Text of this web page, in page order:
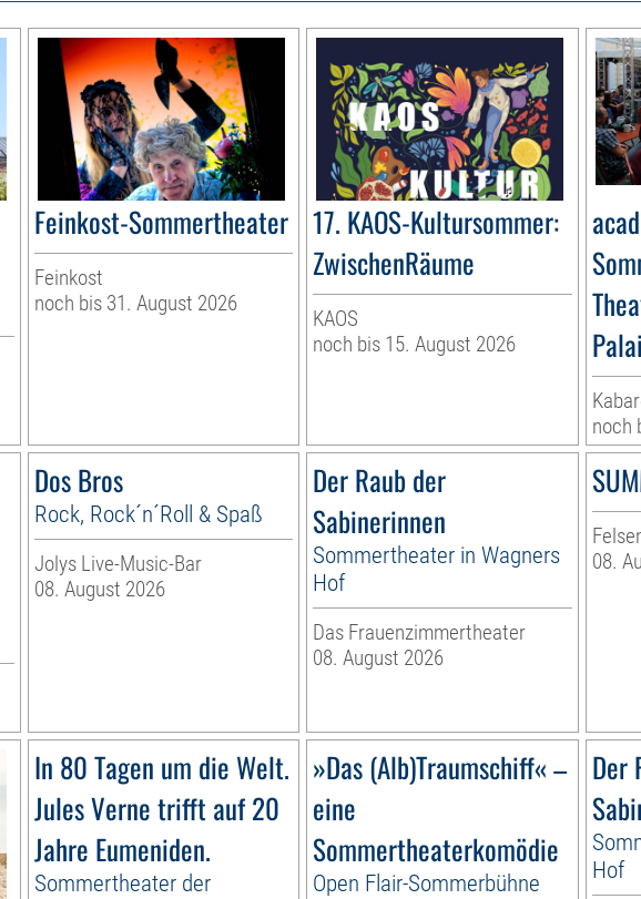
Feinkost-Sommertheater
Feinkost
noch bis 31. August 2026
17. KAOS-Kultursommer:
ZwischenRäume
KAOS
noch bis 15. August 2026
noch
Dos Bros
Rock, Rock´n´Roll & Spaß
Jolys Live-Music-Bar
08. August 2026
Der Raub der
Sabinerinnen
Sommertheater in Wagners
Hof
Das Frauenzimmertheater
08. August 2026
08.
In 80 Tagen um die Welt.
Jules Verne trifft auf 20
Jahre Eumeniden.
Sommertheater der
»Das (Alb)Traumschiff« –
eine
Sommertheaterkomödie
Open Flair-Sommerbühne
Der
Hof